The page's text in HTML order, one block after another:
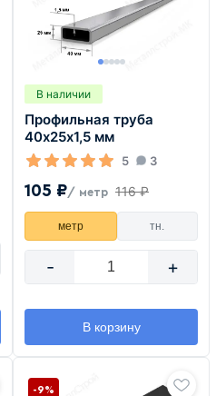
В наличии
Профильная труба
40х25х1,5 мм
5 3
105 ₽/ метр 116 ₽
метр тн.
- +
В корзину
-9%